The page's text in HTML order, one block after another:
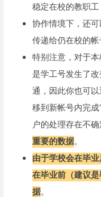
稳定在校的教职工
协作情境下，还
传递给仍在校的帐
特别注意，对于
是学工号发生了改
通，因此你也可
移到新帐号内完成
户的处理存在不
重要的数据。
由于学校会在毕
在毕业前（建议
据。